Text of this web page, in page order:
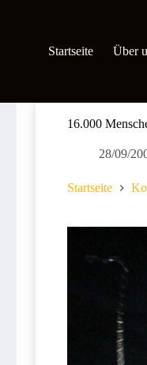
Startseite
Über
16.000
28/09/
Startseite